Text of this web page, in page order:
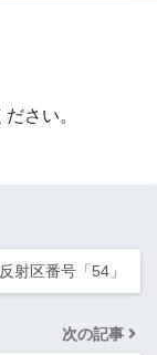
ださい。
射区番号「54」
次の記事